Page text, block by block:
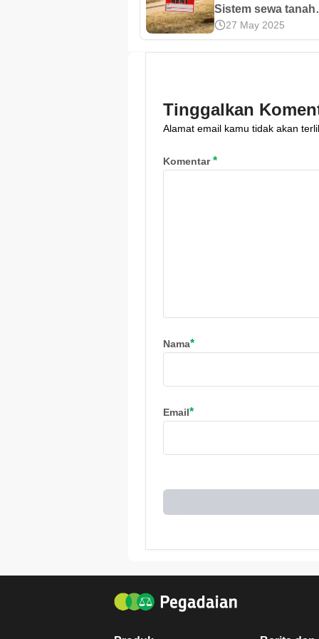
Keuntungannya
Sistem sewa tanah
ternyata bisa jadi
cuan! Simak cara
tanah di artikel ini.
27 May 2025
Tinggalkan
Alamat email kamu tidak akan
Komentar*
Nama*
Email*